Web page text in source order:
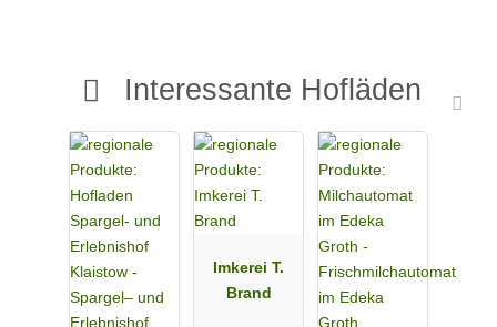
Interessante Hofläden
Imkerei T.
Brand